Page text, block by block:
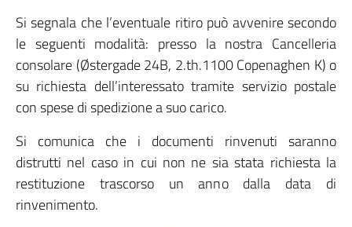
Si segnala che l’eventuale ritiro può avvenire secondo
le seguenti modalità: presso la nostra Cancelleria
consolare (Østergade 24B, 2.th.1100 Copenaghen K) o
su richiesta dell’interessato tramite servizio postale
con spese di spedizione a suo carico.
Si comunica che i documenti rinvenuti saranno
distrutti nel caso in cui non ne sia stata richiesta la
restituzione trascorso un anno dalla data di
rinvenimento.